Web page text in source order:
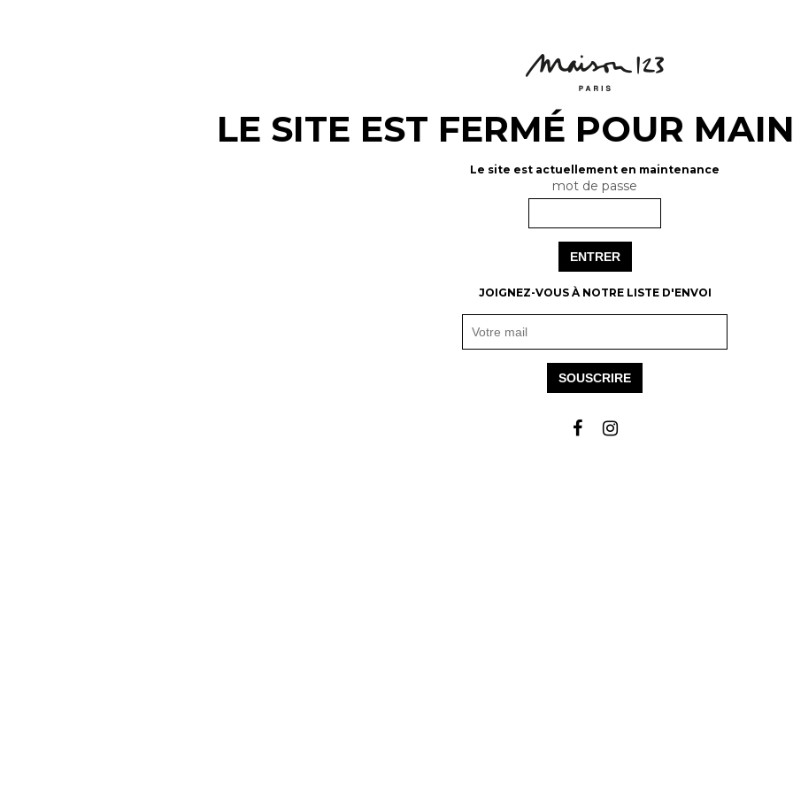
LE SITE EST FERMÉ POUR
Le site est actuellement en maintenance
mot de passe
ENTRER
JOIGNEZ-VOUS À NOTRE LISTE D'ENVOI
SOUSCRIRE